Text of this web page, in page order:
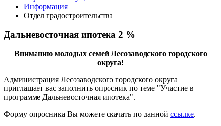
Информация
Отдел градостроительства
Дальневосточная ипотека 2 %
Вниманию молодых семей Лесозаводского городского
округа!
Администрация Лесозаводского городского округа
приглашает вас заполнить опросник по теме "Участие в
программе Дальневосточная ипотека".
Форму опросника Вы можете скачать по данной ссылке.